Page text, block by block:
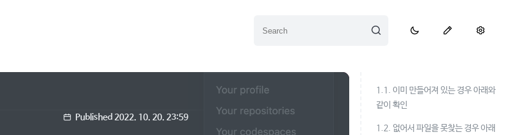
Published 2022. 10. 20. 23:59
1.1. 이미 만들어져 있는 경우 아래와
같이 확인
1.2. 없어서 파일을 못찾는 경우 아래